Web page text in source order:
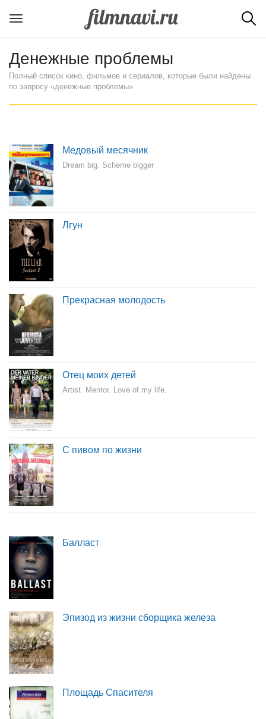
Денежные проблемы
Полный список кино, фильмов и сериалов, которые были найдены
по запросу «денежные проблемы»
Медовый месячник
Dream big. Scheme bigger
Лгун
Прекрасная молодость
Отец моих детей
Artist. Mentor. Love of my life.
С пивом по жизни
Балласт
Эпизод из жизни сборщика железа
Площадь Спасителя